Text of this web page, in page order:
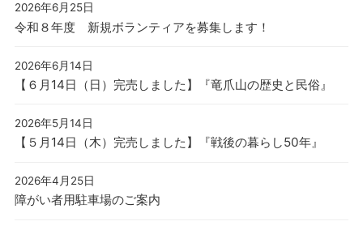
2026年6月25日
令和８年度 新規ボランティアを募集します！
2026年6月14日
【６月14日（日）完売しました】『竜爪山の歴史と民俗』
2026年5月14日
【５月14日（木）完売しました】『戦後の暮らし50年』
2026年4月25日
障がい者用駐車場のご案内